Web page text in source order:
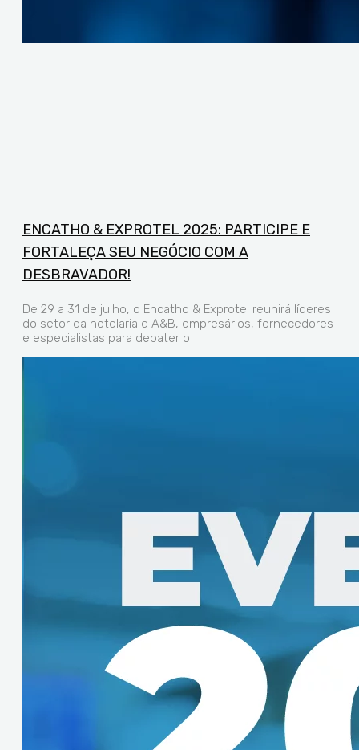
ENCATHO & EXPROTEL 2025: PARTICIPE E
FORTALEÇA SEU NEGÓCIO COM A
DESBRAVADOR!
De 29 a 31 de julho, o Encatho & Exprotel reunirá líderes
do setor da hotelaria e A&B, empresários, fornecedores
e especialistas para debater o